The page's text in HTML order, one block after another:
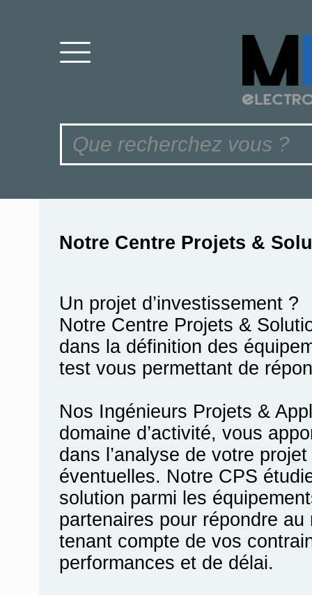
Notre Centre Projets &
Un projet d’investissement ?
Notre Centre Projets &
dans la définition des
test vous permettant de
Nos Ingénieurs Projets &
domaine d’activité, vous
dans l’analyse de votre
éventuelles. Notre CPS
solution parmi les
partenaires pour répondre
tenant compte de vos
performances et de délai.